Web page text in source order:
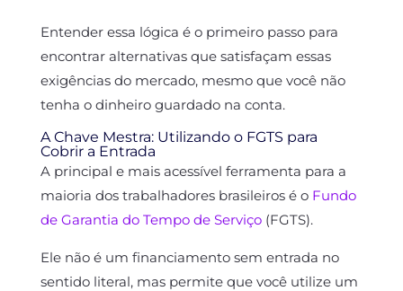
Entender essa lógica é o primeiro passo para
encontrar alternativas que satisfaçam essas
exigências do mercado, mesmo que você não
tenha o dinheiro guardado na conta.
A Chave Mestra: Utilizando o FGTS para
Cobrir a Entrada
A principal e mais acessível ferramenta para a
maioria dos trabalhadores brasileiros é o Fundo
de Garantia do Tempo de Serviço (FGTS).
Ele não é um financiamento sem entrada no
sentido literal, mas permite que você utilize um